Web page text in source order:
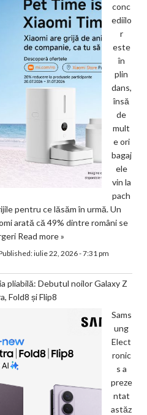
conc
ediilo
r
este
în
plin
dans,
însă
de
mult
e ori
bagaj
ele
vin la
pach
pentru ce lăsăm în urmă. Un
arată că 49% dintre români se
Read more »
iulie 22, 2026 - 7:31 pm
pliabilă: Debutul noilor Galaxy Z
Fold8 și Flip8
Sams
ung
Elect
ronic
s a
preze
ntat
astăz